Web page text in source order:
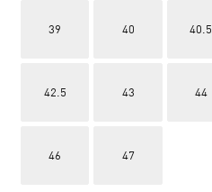
39 40 40.5
42.5 43 44
46 47